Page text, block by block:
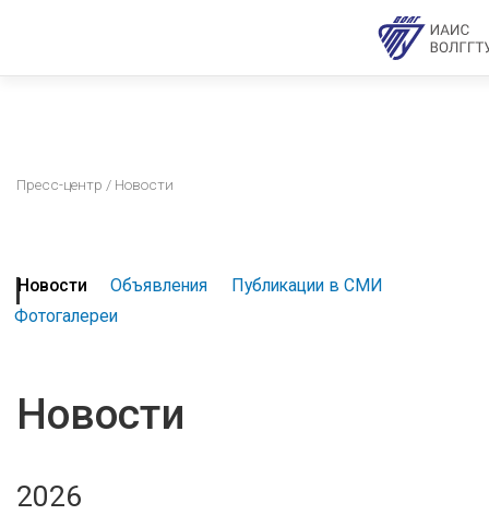
Пресс-центр / Новости
Новости Объявления
Публикации в СМИ
Фотогалереи
Новости
2026